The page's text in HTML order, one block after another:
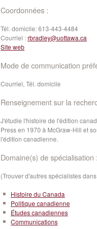
Coordonnées :
Tél. domicile:613-443-4484
Courriel :rbradley@uottawa.ca
Site web
Mode de communication
Courriel, Tél. domicile
Renseignement sur la
J'étudie l'histoire de l'édition
Press en 1970 à McGraw-Hill et
l'édition canadienne.
Domaine(s) de spécialisation :
(Trouver d'autres spécialistes
Histoire du Canada
Politique canadienne
Études canadiennes
Communications